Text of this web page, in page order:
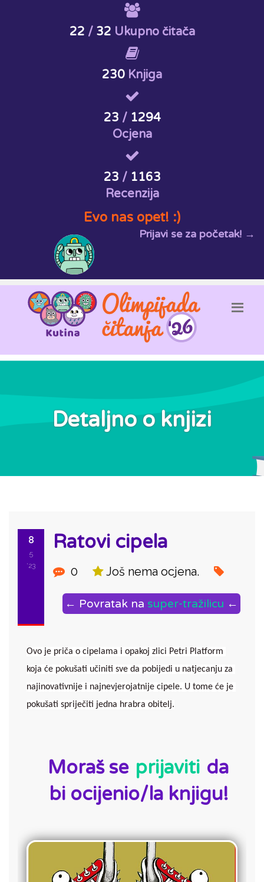
22 / 32 Ukupno čitača
230 Knjiga
23 / 1294
Ocjena
23 / 1163
Recenzija
Evo nas opet! :)
Prijavi se za početak! →
Detaljno o knjizi
8
5
'23
Ratovi cipela
0 Još nema ocjena.
← Povratak na super-tražilicu ←
Ovo je priča o cipelama i opakoj zlici Petri Platform
koja će pokušati učiniti sve da pobijedi u natjecanju za
najinovativnije i najnevjerojatnije cipele. U tome će je
pokušati spriječiti jedna hrabra obitelj.
Moraš se prijaviti da
bi ocijenio/la knjigu!